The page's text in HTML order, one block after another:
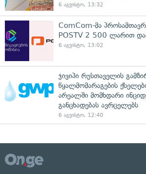
6 აგვისტო, 13:32
ComCom-მა
POSTV 2 500 ლარით
6 აგვისტო, 13:02
ჯივიპი რუსთაველის
წყალმომარაგების
არეალში მომხდარი
განცხადებას ავრცელებს
6 აგვისტო, 12:40